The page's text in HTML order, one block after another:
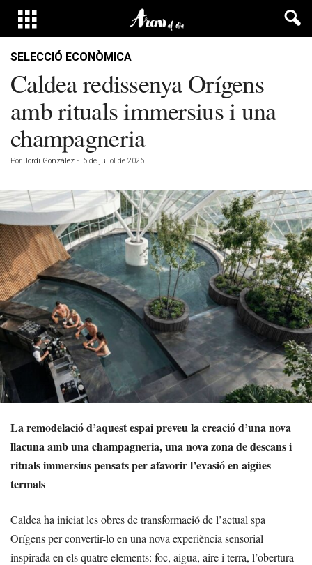
SELECCIÓ ECONÒMICA
Caldea redissenya Orígens
amb rituals immersius i una
champagneria
Por Jordi González - 6 de juliol de 2026
La remodelació d’aquest espai preveu la creació d’una nova
llacuna amb una champagneria, una nova zona de descans i
rituals immersius pensats per afavorir l’evasió en aigües
termals
Caldea ha iniciat les obres de transformació de l’actual spa
Orígens per convertir-lo en una nova experiència sensorial
inspirada en els quatre elements: foc, aigua, aire i terra, l’obertura